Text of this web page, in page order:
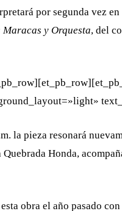
por segunda vez en
Maracas y Orquesta, del
la pieza resonará
Honda,
obra el año pasado